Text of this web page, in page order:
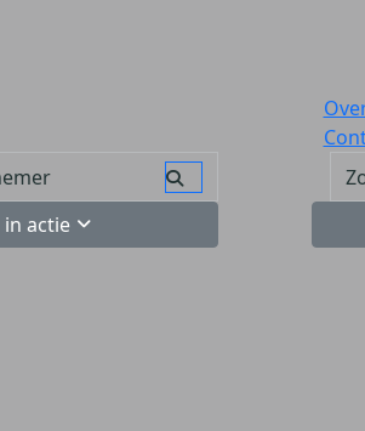
in actie